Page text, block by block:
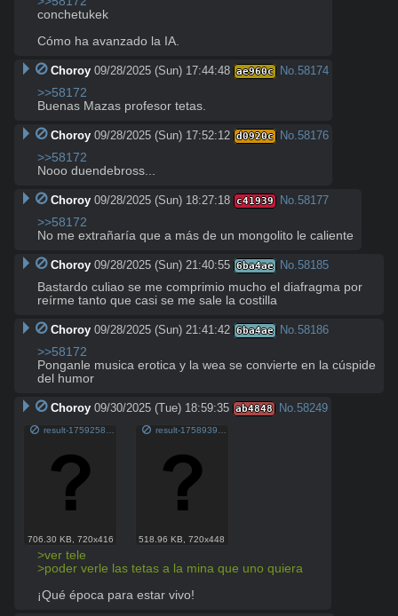
conchetukek
Cómo ha avanzado la IA.
Choroy 09/28/2025 (Sun) 17:44:48 ae960c No. 58174
>>58172
Buenas Mazas profesor tetas.
Choroy 09/28/2025 (Sun) 17:52:12 d0920c No. 58176
>>58172
Nooo duendebross...
Choroy 09/28/2025 (Sun) 18:27:18 c41939 No. 58177
>>58172
No me extrañaría que a más de un mongolito le caliente
Choroy 09/28/2025 (Sun) 21:40:55 6ba4ae No. 58185
Bastardo culiao se me comprimio mucho el diafragma por
reírme tanto que casi se me sale la costilla
Choroy 09/28/2025 (Sun) 21:41:42 6ba4ae No. 58186
>>58172
Ponganle musica erotica y la wea se convierte en la cúspide
del humor
Choroy 09/30/2025 (Tue) 18:59:35 ab4848 No. 58249
706.30 KB 720x416 518.96 KB ,720x448
>ver tele
>poder verle las tetas a la mina que uno quiera
¡Qué época para estar vivo!